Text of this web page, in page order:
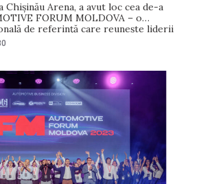
Chișinău Arena, a avut loc cea de-a
FORUM MOLDOVA – o
de referință care reunește liderii
auto. La forum au participat 32 de